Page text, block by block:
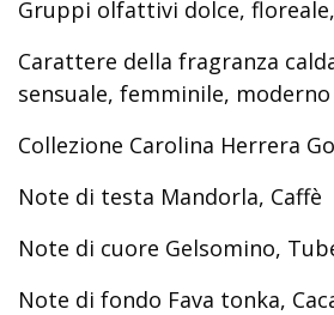
Gruppi olfattivi dolce,
Carattere della fragranza
sensuale, femminile, moderno
Collezione Carolina Herrera
Note di testa Mandorla, Caffè
Note di cuore Gelsomino,
Note di fondo Fava tonka,